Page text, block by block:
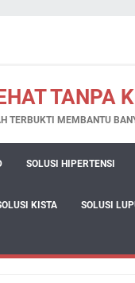
TANPA
TERBUKTI MEMBANTU
SOLUSI HIPERTENSI
KISTA SOLUSI